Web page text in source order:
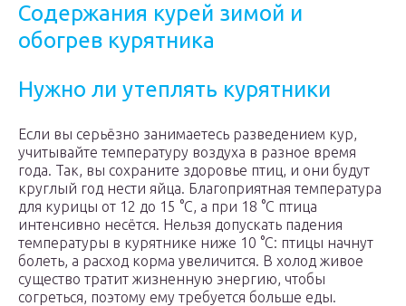
Содержания курей зимой и
обогрев курятника
Нужно ли утеплять курятники
Если вы серьёзно занимаетесь разведением кур,
учитывайте температуру воздуха в разное время
года. Так, вы сохраните здоровье птиц, и они будут
круглый год нести яйца. Благоприятная температура
для курицы от 12 до 15 °С, а при 18 °С птица
интенсивно несётся. Нельзя допускать падения
температуры в курятнике ниже 10 °С: птицы начнут
болеть, а расход корма увеличится. В холод живое
существо тратит жизненную энергию, чтобы
согреться, поэтому ему требуется больше еды.